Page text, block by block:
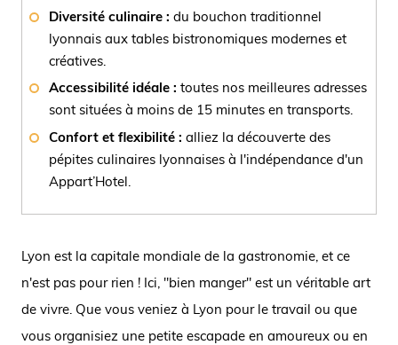
Diversité culinaire : du bouchon traditionnel
lyonnais aux tables bistronomiques modernes et
créatives.
Accessibilité idéale : toutes nos meilleures adresses
sont situées à moins de 15 minutes en transports.
Confort et flexibilité : alliez la découverte des
pépites culinaires lyonnaises à l'indépendance d'un
Appart’Hotel.
Lyon est la capitale mondiale de la gastronomie, et ce
n'est pas pour rien ! Ici, "bien manger" est un véritable art
de vivre. Que vous veniez à Lyon pour le travail ou que
vous organisiez une petite escapade en amoureux ou en